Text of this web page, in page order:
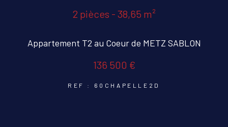
2 pièces - 38,65 m²
Appartement T2 au Coeur de METZ SABLON
136 500 €
REF : 60CHAPELLE2D